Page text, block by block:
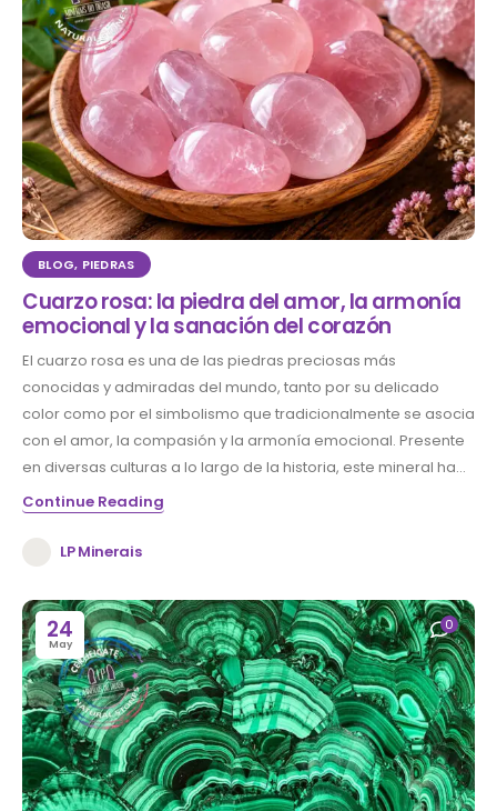
BLOG, PIEDRAS
Cuarzo rosa: la piedra del amor, la armonía
emocional y la sanación del corazón
El cuarzo rosa es una de las piedras preciosas más
conocidas y admiradas del mundo, tanto por su delicado
color como por el simbolismo que tradicionalmente se asocia
con el amor, la compasión y la armonía emocional. Presente
en diversas culturas a lo largo de la historia, este mineral ha...
Continue Reading
LP Minerais
24
May
0